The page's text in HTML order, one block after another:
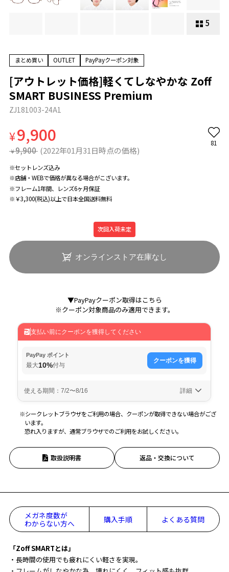
5
まとめ買い OUTLET PayPayクーポン対象
[アウトレット価格]軽くてしなやかな Zoff
SMART BUSINESS Premium
ZJ181003-24A1
¥9,900
¥ 9,900 (2022年01月31日時点の価格)
81
※セットレンズ込み
※店舗・WEBで価格が異なる場合がこざいます。
※フレーム1年間、レンズ6ヶ月保証
※￥3,300(税込)以上で日本全国送料無料
次回入荷未定
オンラインストア在庫なし
▼PayPayクーポン取得はこちら
※クーポン対象商品のみ適用できます。
※シークレットブラウザをご利用の場合、クーポンが取得できない場合がござ
います。
恐れ入りますが、通常ブラウザでのご利用をお試しください。
取扱説明書 返品・交換について
メガネ度数が
わからない方へ
購入手順 よくある質問
「Zoff SMARTとは」
・長時間の使用でも疲れにくい軽さを実現。